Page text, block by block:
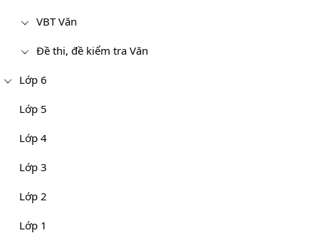
VBT Văn
Đề thi, đề kiểm tra Văn
Lớp 6
Lớp 5
Lớp 4
Lớp 3
Lớp 2
Lớp 1